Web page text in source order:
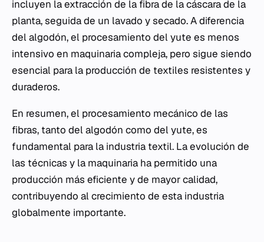
incluyen la extracción de la fibra de la cáscara de la
planta, seguida de un lavado y secado. A diferencia
del algodón, el procesamiento del yute es menos
intensivo en maquinaria compleja, pero sigue siendo
esencial para la producción de textiles resistentes y
duraderos.
En resumen, el procesamiento mecánico de las
fibras, tanto del algodón como del yute, es
fundamental para la industria textil. La evolución de
las técnicas y la maquinaria ha permitido una
producción más eficiente y de mayor calidad,
contribuyendo al crecimiento de esta industria
globalmente importante.